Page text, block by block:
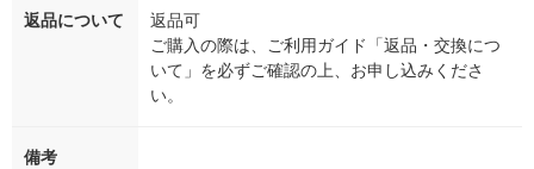
返品について
返品可
ご購入の際は、ご利用ガイド「返品・交換につ
いて」を必ずご確認の上、お申し込みくださ
い。
備考